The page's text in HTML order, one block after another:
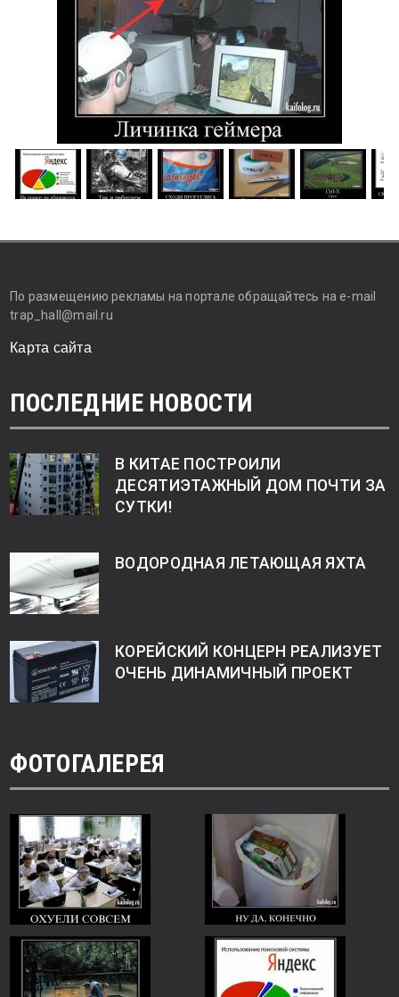
По размещению рекламы на портале обращайтесь на e-mail
trap_hall@mail.ru
Карта сайта
ПОСЛЕДНИЕ НОВОСТИ
В КИТАЕ ПОСТРОИЛИ
ДЕСЯТИЭТАЖНЫЙ ДОМ ПОЧТИ ЗА
СУТКИ!
ВОДОРОДНАЯ ЛЕТАЮЩАЯ ЯХТА
КОРЕЙСКИЙ КОНЦЕРН РЕАЛИЗУЕТ
ОЧЕНЬ ДИНАМИЧНЫЙ ПРОЕКТ
ФОТОГАЛЕРЕЯ